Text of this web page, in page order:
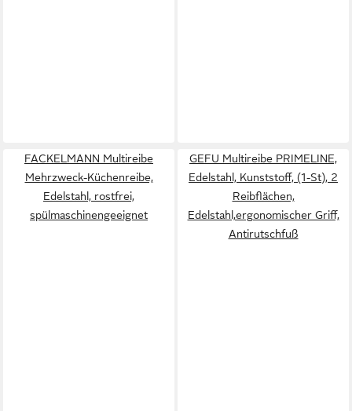
FACKELMANN Multireibe
Mehrzweck-Küchenreibe,
Edelstahl, rostfrei,
spülmaschinengeeignet
GEFU Multireibe PRIMELINE,
Edelstahl, Kunststoff, (1-St), 2
Reibflächen,
Edelstahl,ergonomischer Griff,
Antirutschfuß